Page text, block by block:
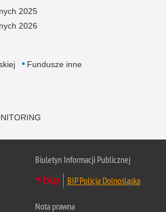
2025
2026
Fundusze inne
Biuletyn Informacji Publicznej
BIP Policja Dolnośląska
Nota prawna